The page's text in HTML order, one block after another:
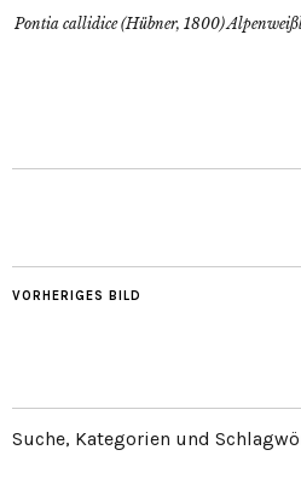
Pontia callidice (Hübner, 1800)
VORHERIGES BILD
Suche, Kategorien und